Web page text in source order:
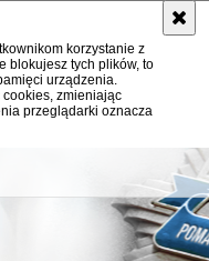
korzystanie z
blokujesz tych plików, to
urządzenia.
zmieniając
przeglądarki oznacza